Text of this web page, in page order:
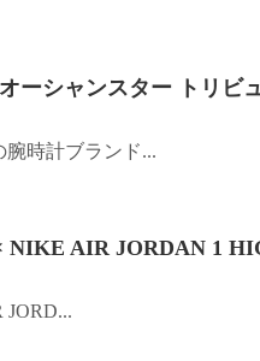
ーシャンスター トリビ
腕時計ブランド...
NIKE AIR JORDAN 1